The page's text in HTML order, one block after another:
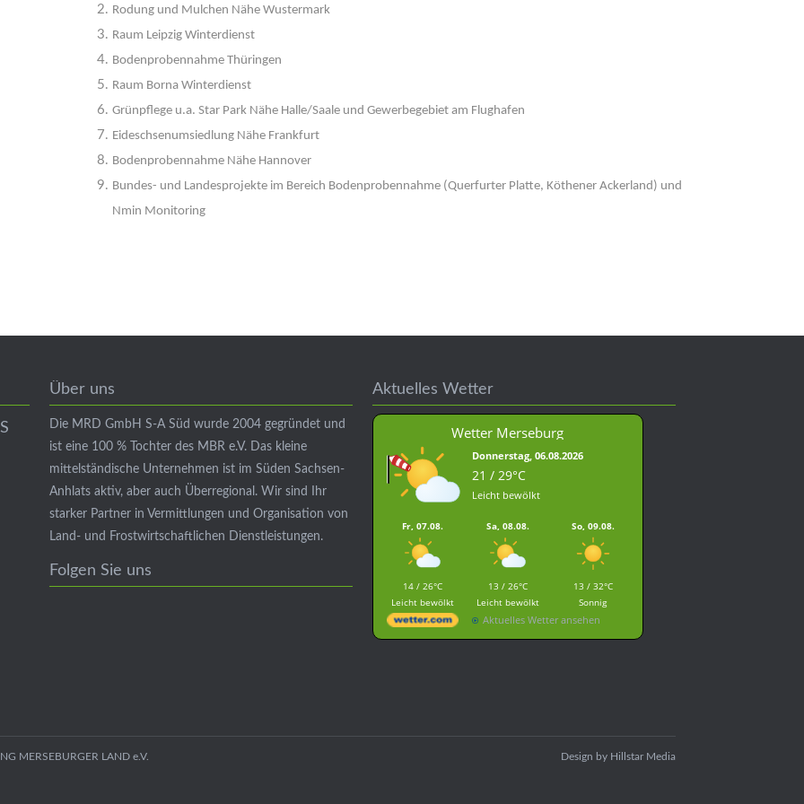
Rodung und Mulchen Nähe Wustermark
Raum Leipzig Winterdienst
Bodenprobennahme Thüringen
Raum Borna Winterdienst
Grünpflege u.a. Star Park Nähe Halle/Saale und Gewerbegebiet am Flughafen
Eideschsenumsiedlung Nähe Frankfurt
Bodenprobennahme Nähe Hannover
Bundes- und Landesprojekte im Bereich Bodenprobennahme (Querfurter Platte, Köthener Ackerland) und
Nmin Monitoring
Über uns
Die MRD GmbH S-A Süd wurde 2004 gegründet und
ist eine 100 % Tochter des MBR e.V. Das kleine
mittelständische Unternehmen ist im Süden Sachsen-
Anhlats aktiv, aber auch Überregional. Wir sind Ihr
starker Partner in Vermittlungen und Organisation von
Land- und Frostwirtschaftlichen Dienstleistungen.
Folgen Sie uns
Aktuelles Wetter
Wetter Merseburg
Donnerstag, 06.08.2026
21 / 29°C
Leicht bewölkt
Fr, 07.08.
14 / 26°C
Leicht bewölkt
Sa, 08.08.
13 / 26°C
Leicht bewölkt
So, 09.08.
13 / 32°C
Sonnig
Aktuelles Wetter ansehen
MERSEBURGER LAND e.V. Design by Hillstar Media